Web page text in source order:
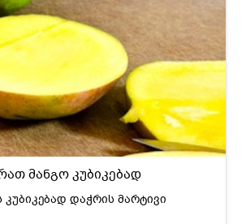
მანგო კუბიკებად
დაჭრის მარტივი